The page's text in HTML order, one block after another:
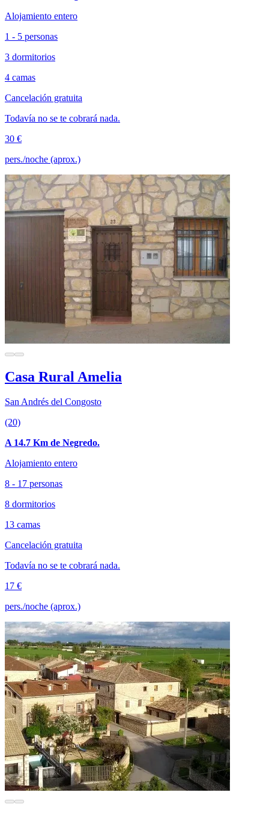
Alojamiento entero
1 - 5 personas
3 dormitorios
4 camas
Cancelación gratuita
Todavía no se te cobrará nada.
30 €
pers./noche (aprox.)
Casa Rural Amelia
San Andrés del Congosto
(20)
A 14.7 Km de Negredo.
Alojamiento entero
8 - 17 personas
8 dormitorios
13 camas
Cancelación gratuita
Todavía no se te cobrará nada.
17 €
pers./noche (aprox.)